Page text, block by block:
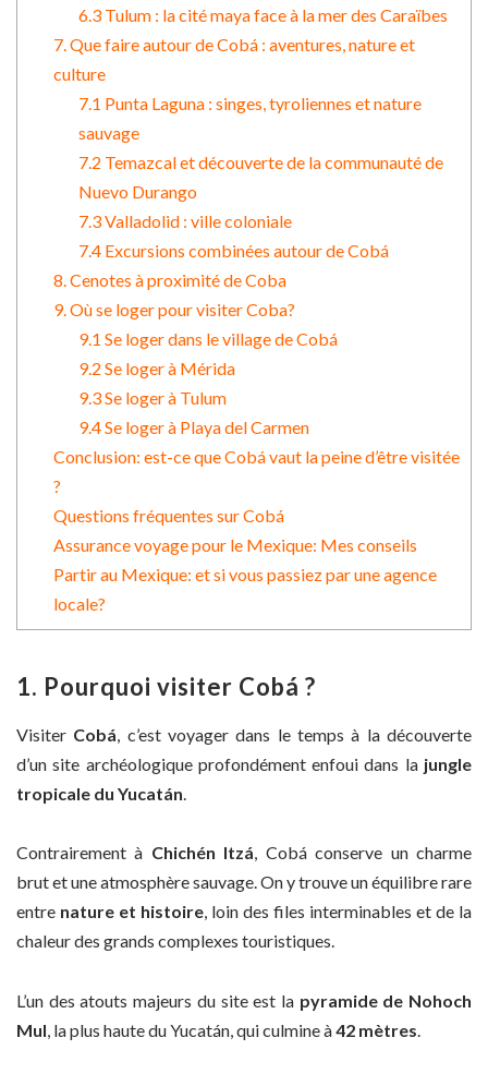
6.3 Tulum : la cité maya face à la mer des Caraïbes
7. Que faire autour de Cobá : aventures, nature et
culture
7.1 Punta Laguna : singes, tyroliennes et nature
sauvage
7.2 Temazcal et découverte de la communauté de
Nuevo Durango
7.3 Valladolid : ville coloniale
7.4 Excursions combinées autour de Cobá
8. Cenotes à proximité de Coba
9. Où se loger pour visiter Coba?
9.1 Se loger dans le village de Cobá
9.2 Se loger à Mérida
9.3 Se loger à Tulum
9.4 Se loger à Playa del Carmen
Conclusion: est-ce que Cobá vaut la peine d’être visitée
?
Questions fréquentes sur Cobá
Assurance voyage pour le Mexique: Mes conseils
Partir au Mexique: et si vous passiez par une agence
locale?
1. Pourquoi visiter Cobá ?
Visiter Cobá , c’est voyager dans le temps à la découverte
d’un site archéologique profondément enfoui dans la jungle
tropicale du Yucatán
Contrairement à Chichén Itzá, Cobá conserve un charme
brut et une atmosphère sauvage. On y trouve un équilibre rare
entre nature et histoire, loin des files interminables et de la
chaleur des grands complexes touristiques.
L’un des atouts majeurs du site est la pyramide de Nohoch
Mul , la plus haute du Yucatán, qui culmine à42 mètres